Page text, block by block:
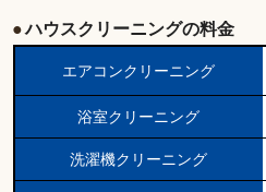
ハウスクリーニングの料金
エアコンクリーニング
浴室クリーニング
洗濯機クリーニング